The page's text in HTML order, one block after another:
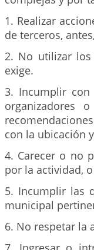
1. Realizar
de terceros,
2. No utilizar
exige.
3. Incumplir con
organizadores
con la ubicación
4. Carecer o no
por la actividad,
5. Incumplir las
municipal
6. No respetar la